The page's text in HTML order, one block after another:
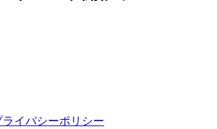
イバシーポリシー